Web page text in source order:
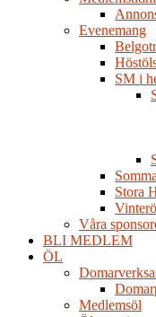
Evenemang
SM i
Stora
Våra
BLI MEDLEM
ÖL
Medlemsöl